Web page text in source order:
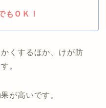
もＯＫ！
くするほか、けが防
。
が高いです。